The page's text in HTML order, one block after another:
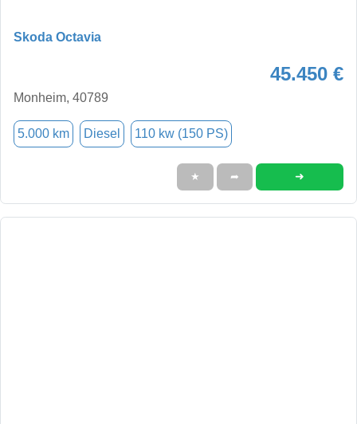
Skoda Octavia
45.450 €
Monheim, 40789
5.000 km Diesel 110 kw (150 PS)
★ ➦ ➜